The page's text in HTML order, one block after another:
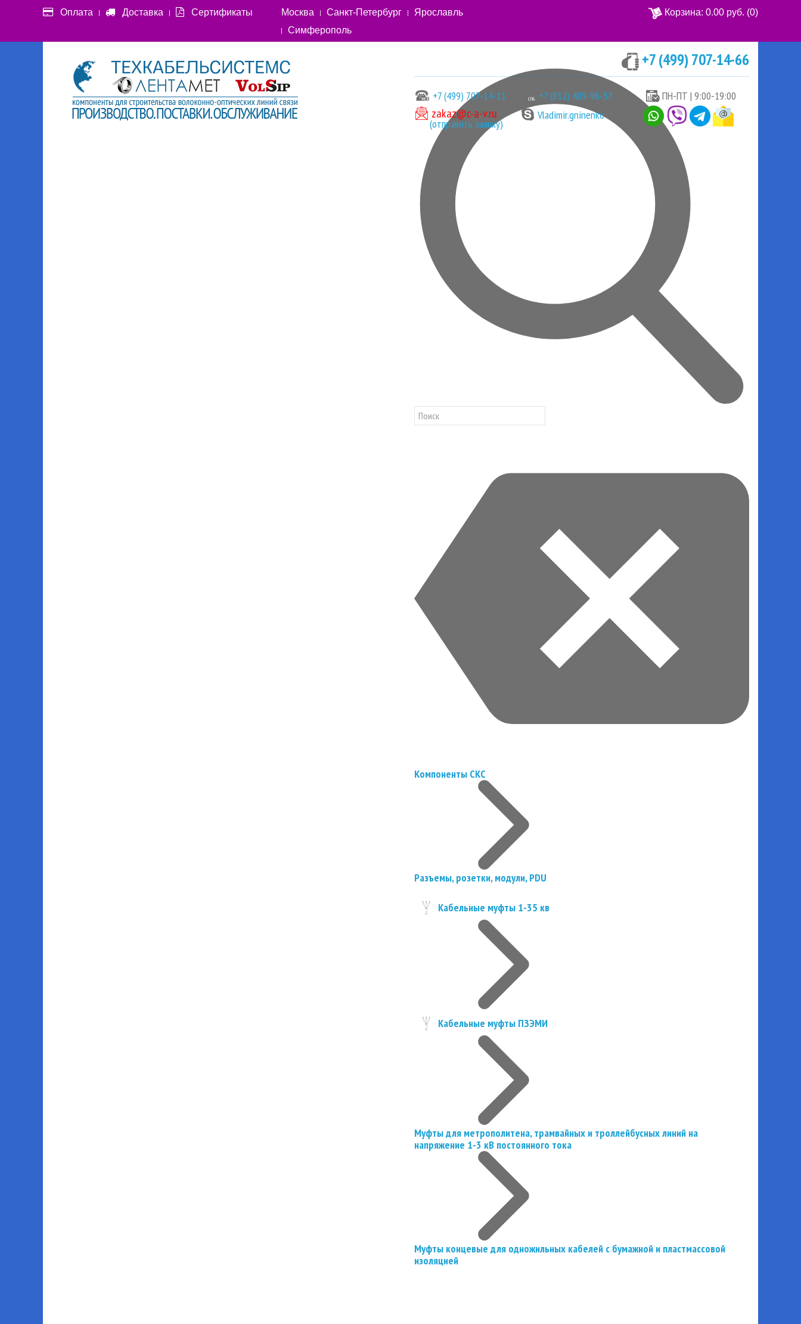
Оплата Доставка Сертификаты Москва Санкт-Петербург
Ярославль
Симферополь
Корзина: 0.00 руб. (0)
+7 (499) 707-14-66
+7 (499) 707-14-11 +7 (812) 409-96-57 ПН-ПТ | 9:00-19:00
zakaz@c-a-v.ru
(отправить заявку)
Vladimir.gninenko
Компоненты СКС
Разъемы, розетки, модули, PDU
Кабельные муфты 1-35 кв
Кабельные муфты ПЗЭМИ
Муфты для метрополитена, трамвайных и троллейбусных линий на
напряжение 1-3 кВ постоянного тока
Муфты концевые для одножильных кабелей с бумажной и пластмассовой
изоляцией